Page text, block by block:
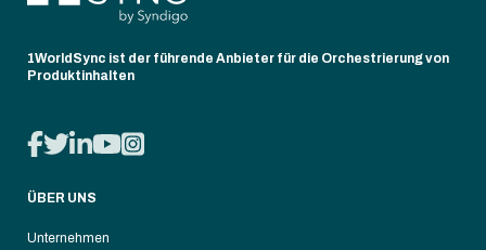
1WorldSync ist der führende Anbieter für die Orchestrierung von
Produktinhalten
ÜBER UNS
Unternehmen